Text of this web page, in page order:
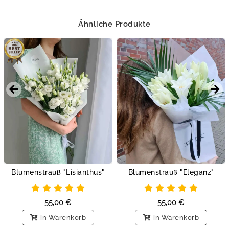
Ähnliche Produkte
Blumenstrauß "Lisianthus"
55,00 €
in Warenkorb
Blumenstrauß "Eleganz"
55,00 €
in Warenkorb